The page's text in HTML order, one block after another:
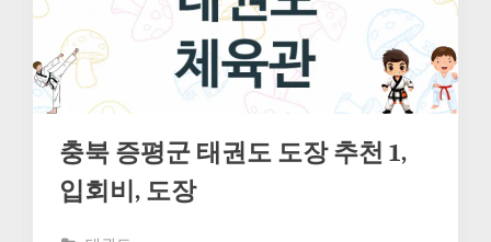
충북 증평군 태권도 도장 추천 1,
입회비, 도장